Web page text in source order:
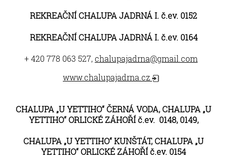
REKREAČNÍ CHALUPA JADRNÁ I. č.ev. 0152
REKREAČNÍ CHALUPA JADRNÁ I. č.ev. 0164
+ 420 778 063 527,chalupajadrna@gmail.com
www.chalupajadrna.cz
CHALUPA „U YETTIHO“ ČERNÁ VODA, CHALUPA „U
YETTIHO“ ORLICKÉ ZÁHOŘÍ č.ev. 0148, 0149,
CHALUPA „U YETTIHO“ KUNŠTÁT, CHALUPA „U
YETTIHO“ ORLICKÉ ZÁHOŘÍ č.ev. 0154